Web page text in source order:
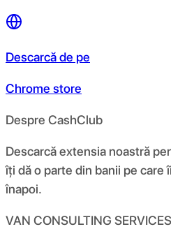
Descarcă de pe
Chrome store
Despre CashClub
Descarcă extensia noastră
îți dă o parte din banii pe care
înapoi.
VAN CONSULTING